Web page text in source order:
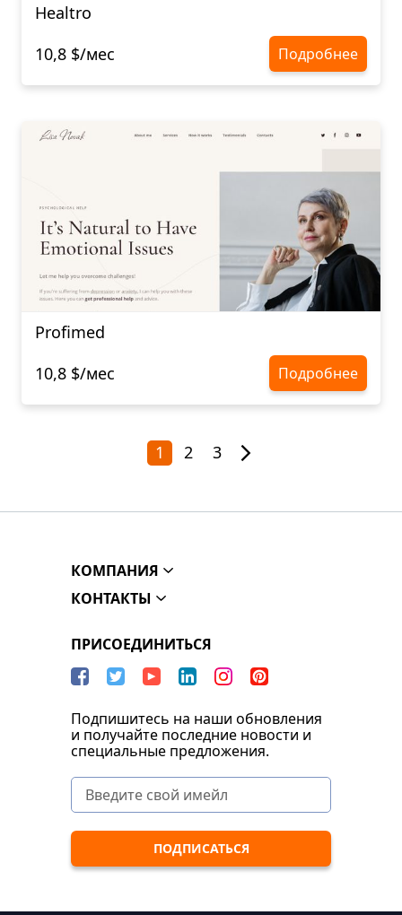
Healtro
10,8 $/мес
Подробнее
Profimed
10,8 $/мес
Подробнее
1 2 3
КОМПАНИЯ
КОНТАКТЫ
ПРИСОЕДИНИТЬСЯ
Подпишитесь на наши обновления
и получайте последние новости и
специальные предложения.